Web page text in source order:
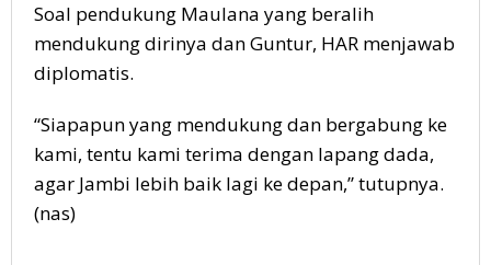
Soal pendukung Maulana yang beralih
mendukung dirinya dan Guntur, HAR menjawab
diplomatis.
“Siapapun yang mendukung dan bergabung ke
kami, tentu kami terima dengan lapang dada,
agar Jambi lebih baik lagi ke depan,” tutupnya.
(nas)